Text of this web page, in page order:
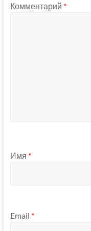
Комментарий *
Имя *
Email *